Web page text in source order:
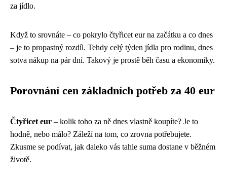
za jídlo.
Když to srovnáte – co pokrylo čtyřicet eur na začátku a co dnes
– je to propastný rozdíl. Tehdy celý týden jídla pro rodinu, dnes
sotva nákup na pár dní. Takový je prostě běh času a ekonomiky.
Porovnání cen základních potřeb za 40 eur
Čtyřicet eur – kolik toho za ně dnes vlastně koupíte? Je to
hodně, nebo málo? Záleží na tom, co zrovna potřebujete.
Zkusme se podívat, jak daleko vás tahle suma dostane v běžném
životě.